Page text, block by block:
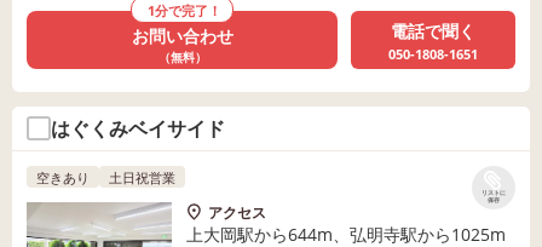
1分で完了！
お問い合わせ
（無料）
電話で聞く
050-1808-1651
はぐくみベイサイド
リストに
保存
空きあり 土日祝営業
アクセス
上大岡駅から644m、弘明寺駅から1025m